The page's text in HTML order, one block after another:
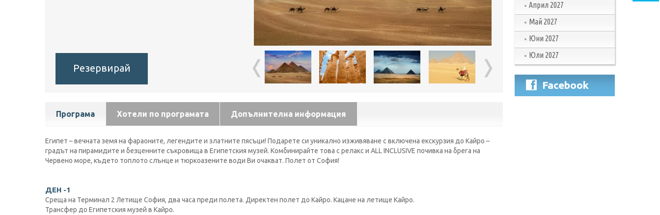
Резервирай
Програма Хотели по програмата Допълнителна информация
Египет – вечната земя на фараоните, легендите и златните пясъци! Подарете си уникално изживяване с включена екскурзия до Кайро –
градът на пирамидите и безценните съкровища в Египетския музей. Комбинирайте това с релакс и ALL INCLUSIVE почивка на брега на
Червено море, където топлото слънце и тюркоазените води Ви очакват. Полет от София!
ДЕН -1
Среща на Терминал 2 Летище София, два часа преди полета. Директен полет до Кайро. Кацане на летище Кайро.
Трансфер до Египетския музей в Кайро.
Април 2027
Май 2027
Юни 2027
Юли 2027
Facebook